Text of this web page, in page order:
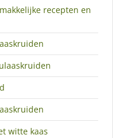
recepten en
witte kaas